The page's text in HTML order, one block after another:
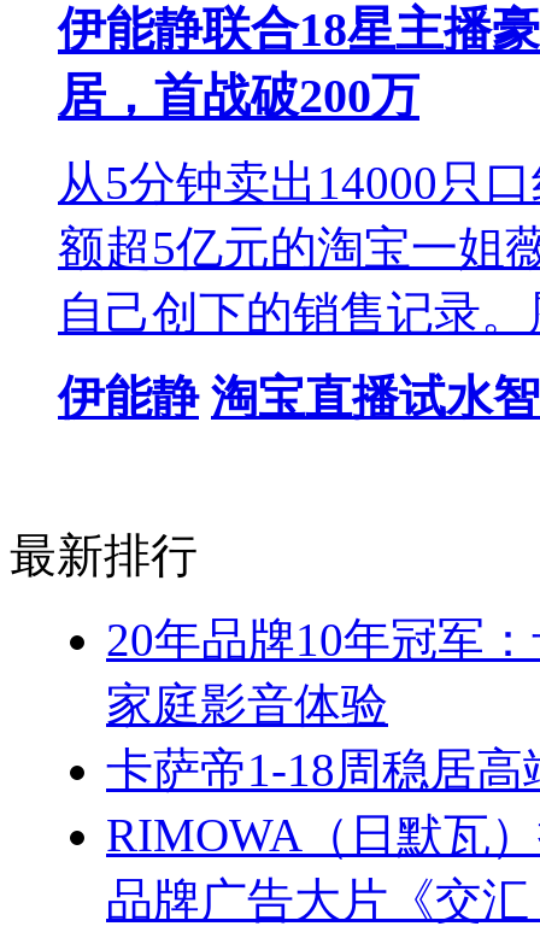
伊能静联合18星主播
居，首战破200万
从5分钟卖出14000只
额超5亿元的淘宝一姐
自己创下的销售记录
伊能静 淘宝直播试水
最新排行
20年品牌10年冠军
家庭影音体验
卡萨帝1-18周稳居
RIMOWA（日默瓦
品牌广告大片《交